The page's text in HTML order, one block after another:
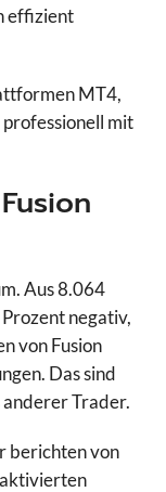
effizient
MT4,
professionell mit
Aus 8.064
negativ,
von Fusion
Das sind
Trader.
berichten von